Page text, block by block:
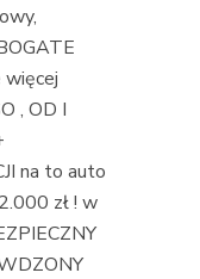
, OD I
na to auto
zł ! w